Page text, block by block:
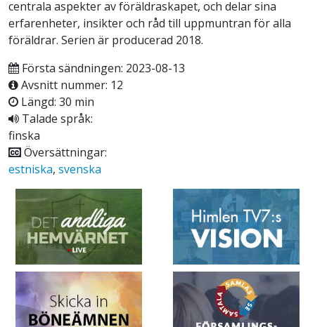
centrala aspekter av föräldraskapet, och delar sina
erfarenheter, insikter och råd till uppmuntran för alla
föräldrar. Serien är producerad 2018.
Första sändningen: 2023-08-13
Avsnitt nummer: 12
Längd: 30 min
Talade språk:
finska
Översättningar:
estniska, svenska